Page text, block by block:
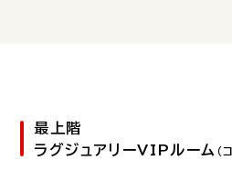
最上階
ラグジュアリーVIPルーム （